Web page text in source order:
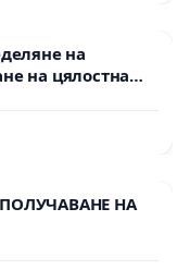
на
на цялостна
път между
НА